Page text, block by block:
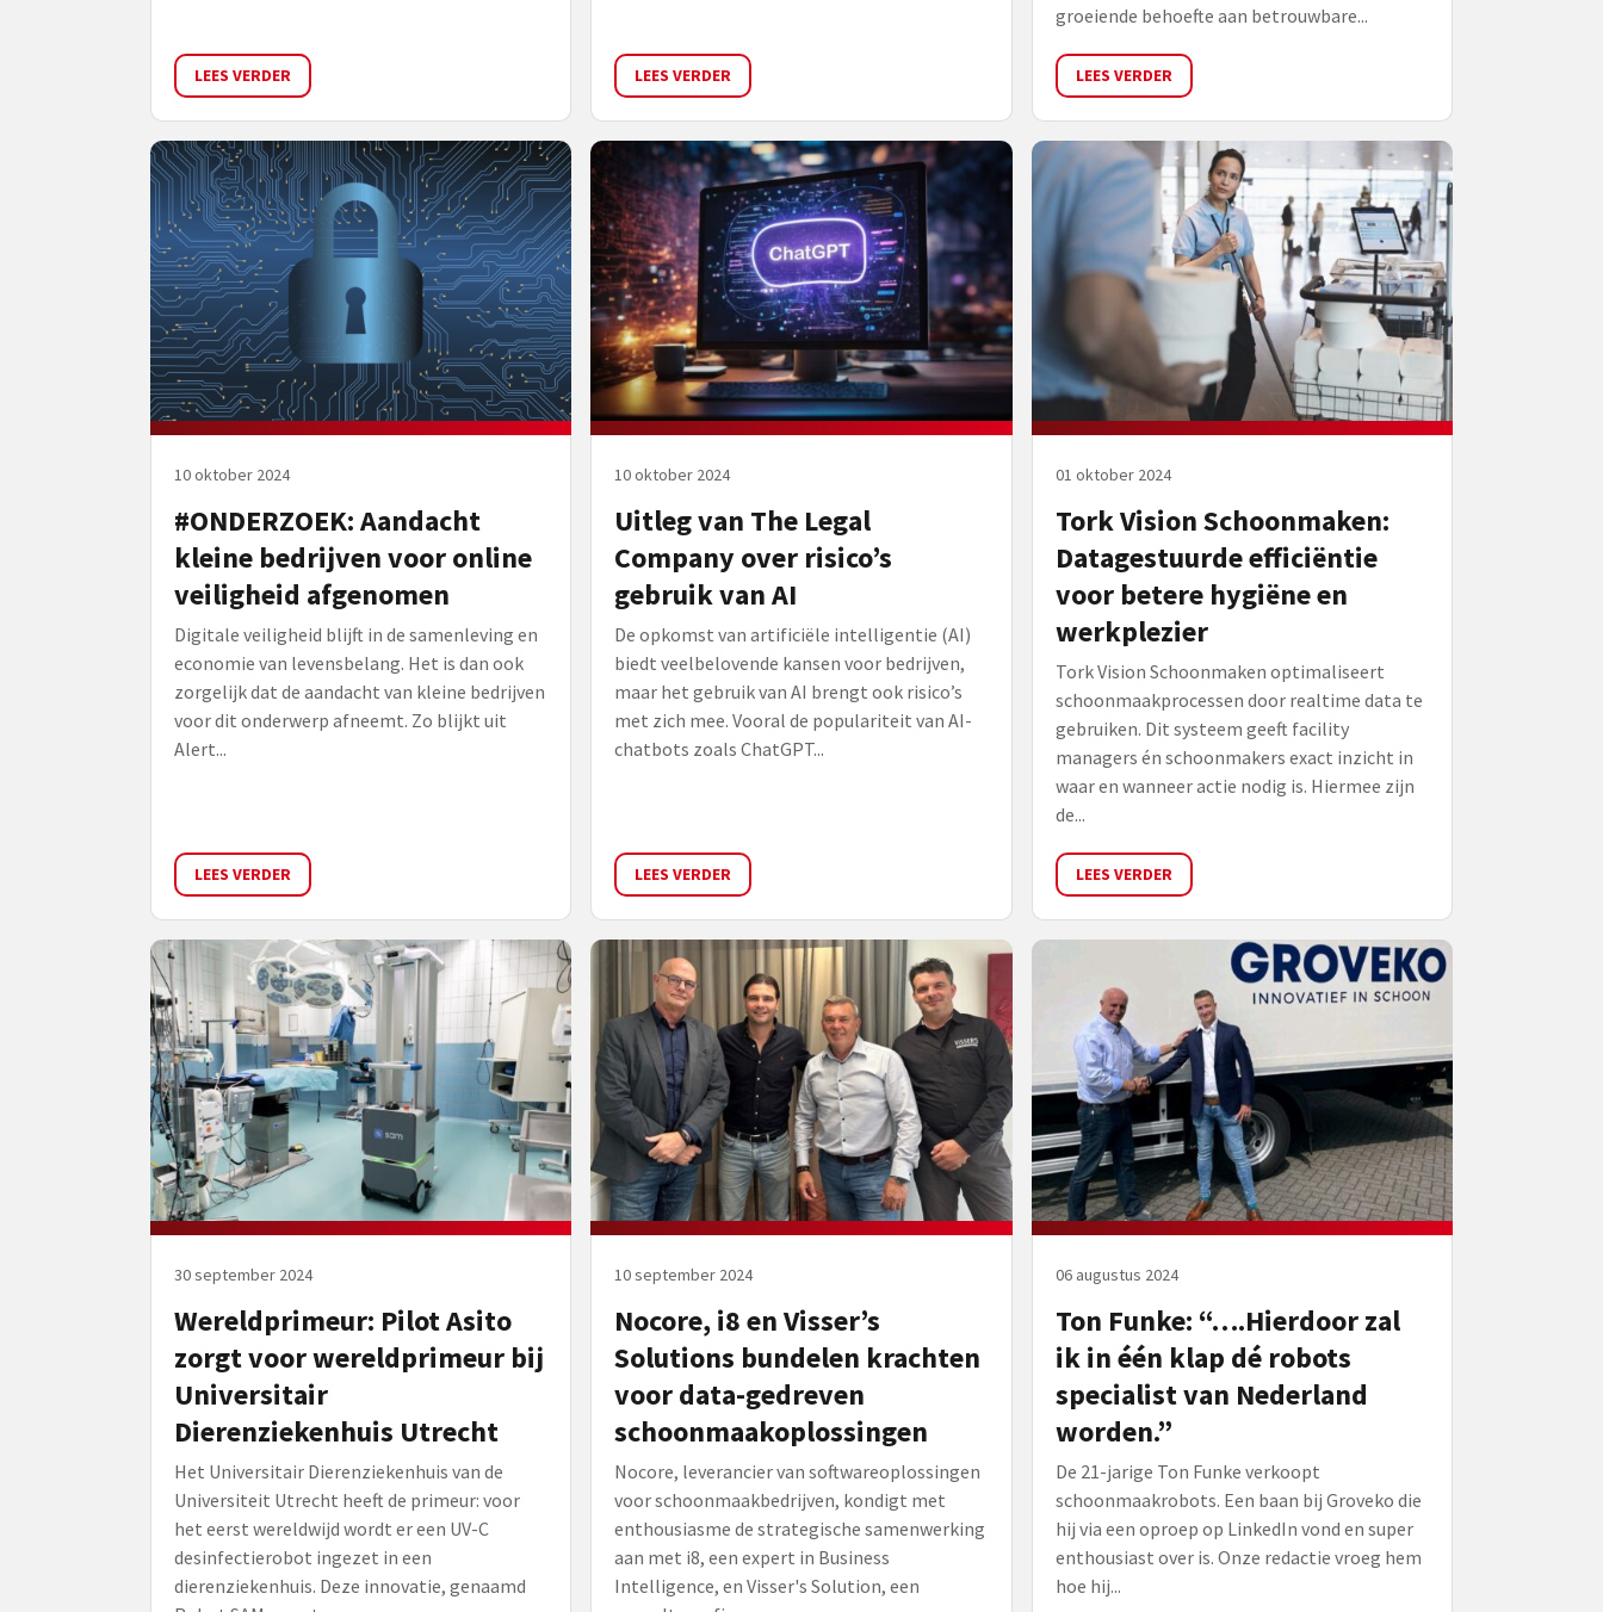
LEES VERDER LEES VERDER
groeiende behoefte aan betrouwbare...
LEES VERDER
10 oktober 2024
#ONDERZOEK: Aandacht
kleine bedrijven voor online
veiligheid afgenomen
Digitale veiligheid blijft in de samenleving en
economie van levensbelang. Het is dan ook
zorgelijk dat de aandacht van kleine bedrijven
voor dit onderwerp afneemt. Zo blijkt uit
Alert...
LEES VERDER
10 oktober 2024
Uitleg van The Legal
Company over risico’s
gebruik van AI
De opkomst van artificiële intelligentie (AI)
biedt veelbelovende kansen voor bedrijven,
maar het gebruik van AI brengt ook risico’s
met zich mee. Vooral de populariteit van AI-
chatbots zoals ChatGPT...
LEES VERDER
01 oktober 2024
Tork Vision Schoonmaken:
Datagestuurde efficiëntie
voor betere hygiëne en
werkplezier
Tork Vision Schoonmaken optimaliseert
schoonmaakprocessen door realtime data te
gebruiken. Dit systeem geeft facility
managers én schoonmakers exact inzicht in
waar en wanneer actie nodig is. Hiermee zijn
de...
LEES VERDER
30 september 2024
Wereldprimeur: Pilot Asito
zorgt voor wereldprimeur bij
Universitair
Dierenziekenhuis Utrecht
Het Universitair Dierenziekenhuis van de
Universiteit Utrecht heeft de primeur: voor
het eerst wereldwijd wordt er een UV-C
desinfectierobot ingezet in een
dierenziekenhuis. Deze innovatie, genaamd
10 september 2024
Nocore, i8 en Visser’s
Solutions bundelen krachten
voor data-gedreven
schoonmaakoplossingen
Nocore, leverancier van softwareoplossingen
voor schoonmaakbedrijven, kondigt met
enthousiasme de strategische samenwerking
aan met i8, een expert in Business
Intelligence, en Visser's Solution, een
06 augustus 2024
Ton Funke: “….Hierdoor zal
ik in één klap dé robots
specialist van Nederland
worden.”
De 21-jarige Ton Funke verkoopt
schoonmaakrobots. Een baan bij Groveko die
hij via een oproep op LinkedIn vond en super
enthousiast over is. Onze redactie vroeg hem
hoe hij...